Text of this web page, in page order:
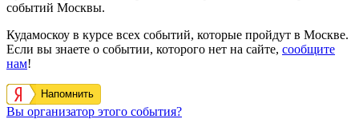
событий Москвы.
Кудамоскоу в курсе всех событий, которые пройдут в Москве.
Если вы знаете о событии, которого нет на сайте, сообщите
нам!
Напомнить
Вы организатор этого события?